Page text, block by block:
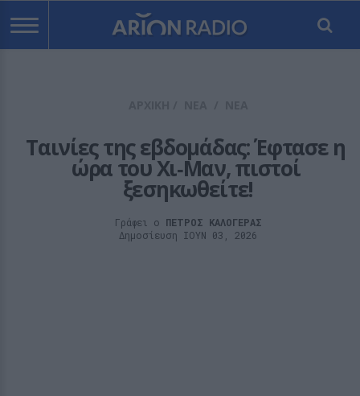
Ταινίες της εβδομάδας: Έφτασε η
ώρα του Χι‑Μαν, πιστοί
ξεσηκωθείτε!
Γράφει ο ΠΕΤΡΟΣ ΚΑΛΟΓΕΡΑΣ
Δημοσίευση ΙΟΥΝ 03, 2026